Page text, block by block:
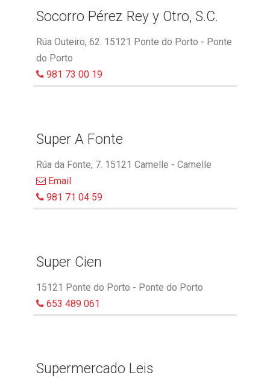
Socorro Pérez Rey y Otro, S.C.
Rúa Outeiro, 62. 15121 Ponte do Porto - Ponte
do Porto
981 73 00 19
Super A Fonte
Rúa da Fonte, 7. 15121 Camelle - Camelle
Email
981 71 04 59
Super Cien
15121 Ponte do Porto - Ponte do Porto
653 489 061
Supermercado Leis